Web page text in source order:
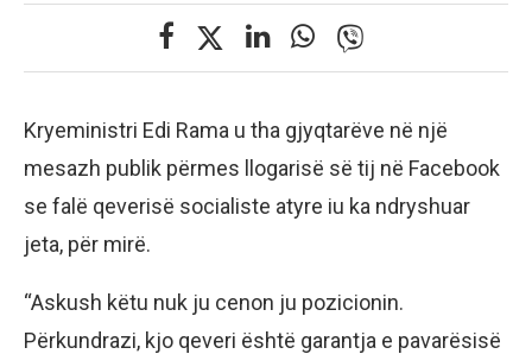
Kryeministri Edi Rama u tha gjyqtarëve në një
mesazh publik përmes llogarisë së tij në Facebook
se falë qeverisë socialiste atyre iu ka ndryshuar
jeta, për mirë.
“Askush këtu nuk ju cenon ju pozicionin.
Përkundrazi, kjo qeveri është garantja e pavarësisë